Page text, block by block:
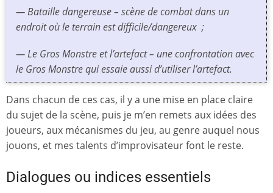
— Bataille dangereuse – scène de combat dans un
endroit où le terrain est difficile/dangereux ;
— Le Gros Monstre et l’artefact – une confrontation avec
le Gros Monstre qui essaie aussi d’utiliser l’artefact.
Dans chacun de ces cas, il y a une mise en place claire
du sujet de la scène, puis je m’en remets aux idées des
joueurs, aux mécanismes du jeu, au genre auquel nous
jouons, et mes talents d’improvisateur font le reste.
Dialogues ou indices essentiels